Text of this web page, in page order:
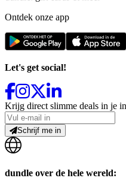
Ontdek onze app
Let's get social!
Krijg direct slimme deals in je
Schrijf me in
dundle over de hele wereld: